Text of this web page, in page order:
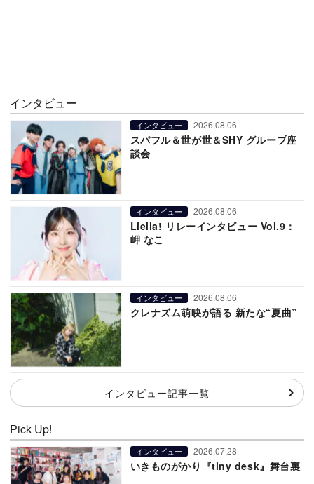
インタビュー
インタビュー 2026.08.06
スパフル＆世が世＆SHY グループ座
談会
インタビュー 2026.08.06
Liella! リレーインタビュー Vol.9：
岬 なこ
インタビュー 2026.08.06
クレナズム萌映が語る 新たな“夏曲”
インタビュー記事一覧
Pick Up!
インタビュー 2026.07.28
いきものがかり『tiny desk』舞台裏